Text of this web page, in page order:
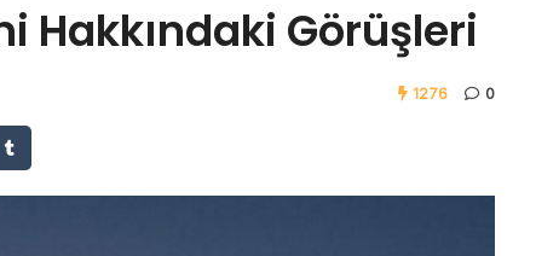
Hakkındaki Görüşleri
1276 0